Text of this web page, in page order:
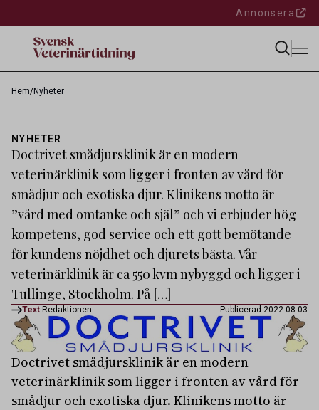
Annonsera
Hem/Nyheter
NYHETER
Doctrivet smådjursklinik är en modern
veterinärklinik som ligger i fronten av vård för
smådjur och exotiska djur. Klinikens motto är
”vård med omtanke och själ” och vi erbjuder hög
kompetens, god service och ett gott bemötande
för kundens nöjdhet och djurets bästa. Vår
veterinärklinik är ca 550 kvm nybyggd och ligger i
Tullinge, Stockholm. På […]
Text Redaktionen Publicerad 2022-08-03
Doctrivet smådjursklinik är en modern
veterinärklinik som ligger i fronten av vård för
smådjur och exotiska djur. Klinikens motto är